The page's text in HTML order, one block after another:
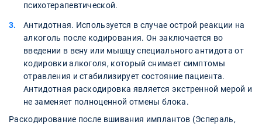
психотерапевтической.
Антидотная. Используется в случае острой реакции на
алкоголь после кодирования. Он заключается во
введении в вену или мышцу специального антидота от
кодировки алкоголя, который снимает симптомы
отравления и стабилизирует состояние пациента.
Антидотная раскодировка является экстренной мерой и
не заменяет полноценной отмены блока.
Раскодирование после вшивания имплантов (Эспераль,